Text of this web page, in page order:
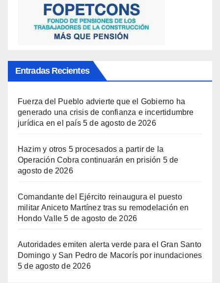
Entradas Recientes
Fuerza del Pueblo advierte que el Gobierno ha
generado una crisis de confianza e incertidumbre
jurídica en el país 5 de agosto de 2026
Hazim y otros 5 procesados a partir de la
Operación Cobra continuarán en prisión 5 de
agosto de 2026
Comandante del Ejército reinaugura el puesto
militar Aniceto Martínez tras su remodelación en
Hondo Valle 5 de agosto de 2026
Autoridades emiten alerta verde para el Gran Santo
Domingo y San Pedro de Macorís por inundaciones
5 de agosto de 2026